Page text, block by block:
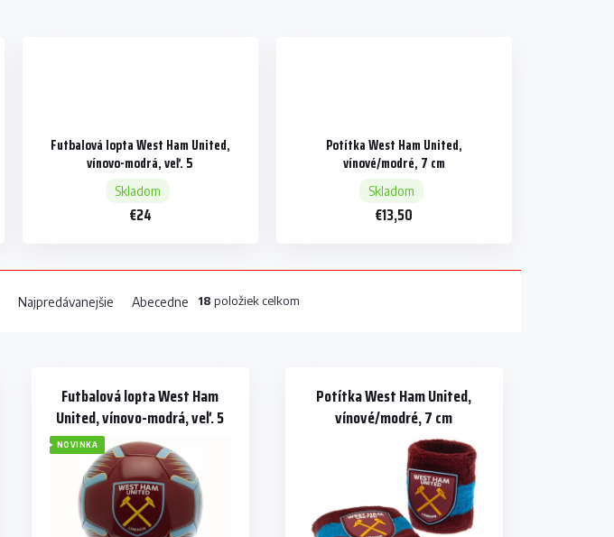
Futbalová lopta West Ham United,
vínovo-modrá, veľ. 5
Skladom
€24
Potítka West Ham United,
vínové/modré, 7 cm
Skladom
€13,50
Najpredávanejšie Abecedne 18 položiek celkom
Futbalová lopta West Ham
United, vínovo-modrá, veľ. 5
NOVINKA
Potítka West Ham United,
vínové/modré, 7 cm